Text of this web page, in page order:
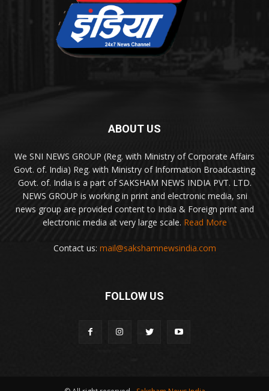
ABOUT US
We SNI NEWS GROUP (Reg. with Ministry of Corporate Affairs
Govt. of. India) Reg. with Ministry of Information Broadcasting
Govt. of. India is a part of SAKSHAM NEWS INDIA PVT. LTD.
NEWS GROUP is working in print and electronic media, sni
news group are provided content to India & Foreign print and
electronic media at very large scale. Read More
Contact us: mail@sakshamnewsindia.com
FOLLOW US